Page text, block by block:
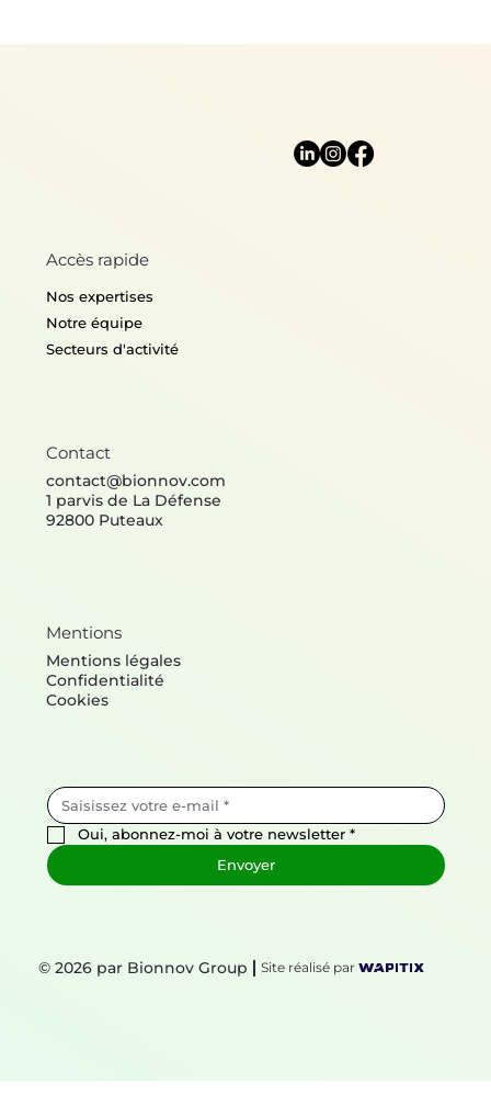
agriculture ancestrale ?
© 2026 par Bionnov Group Site réalisé par
Oui, abonnez-moi à votre newsletter *
Envoyer
Accès rapide
Nos expertises
Notre équipe
Secteurs d'activité
Contact
contact@bionnov.com
1 parvis de La Défense
92800 Puteaux
Mentions
Mentions légales
Confidentialité
Cookies